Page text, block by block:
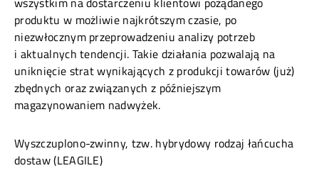
produktu w możliwie najkrótszym czasie, po
niezwłocznym przeprowadzeniu analizy potrzeb
i aktualnych tendencji. Takie działania pozwalają na
uniknięcie strat wynikających z produkcji towarów (już)
zbędnych oraz związanych z późniejszym
magazynowaniem nadwyżek.
Wyszczuplono-zwinny, tzw. hybrydowy rodzaj łańcucha
dostaw (LEAGILE)